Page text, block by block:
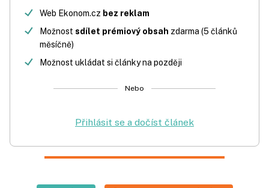
Web Ekonom.cz bez reklam
Možnost sdílet prémiový obsah zdarma (5 článků
měsíčně)
Možnost ukládat si články na později
Nebo
Přihlásit se a dočíst článek